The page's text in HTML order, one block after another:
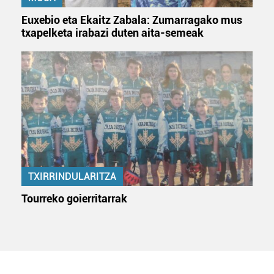
Euxebio eta Ekaitz Zabala: Zumarragako mus
txapelketa irabazi duten aita-semeak
TXIRRINDULARITZA
Tourreko goierritarrak